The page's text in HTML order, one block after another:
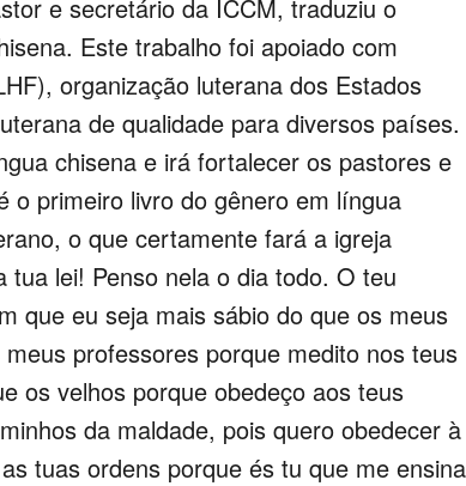
e secretário da ICCM, traduziu o
Este trabalho foi apoiado com
organização luterana dos Estados
de qualidade para diversos
chisena e irá fortalecer os pastores e
o primeiro livro do gênero em língua
o que certamente fará a igreja
lei! Penso nela o dia todo. O teu
que eu seja mais sábio do que os meus
professores porque medito nos teus
os velhos porque obedeço aos teus
da maldade, pois quero obedecer à
tuas ordens porque és tu que me